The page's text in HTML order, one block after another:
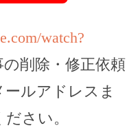
watch?
の削除・修正依頼
ルアドレスま
さい。